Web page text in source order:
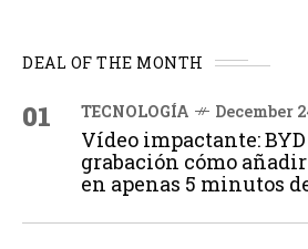
DEAL OF THE MONTH
01 TECNOLOGÍA December
Vídeo impactante:
grabación cómo
en apenas 5 minutos